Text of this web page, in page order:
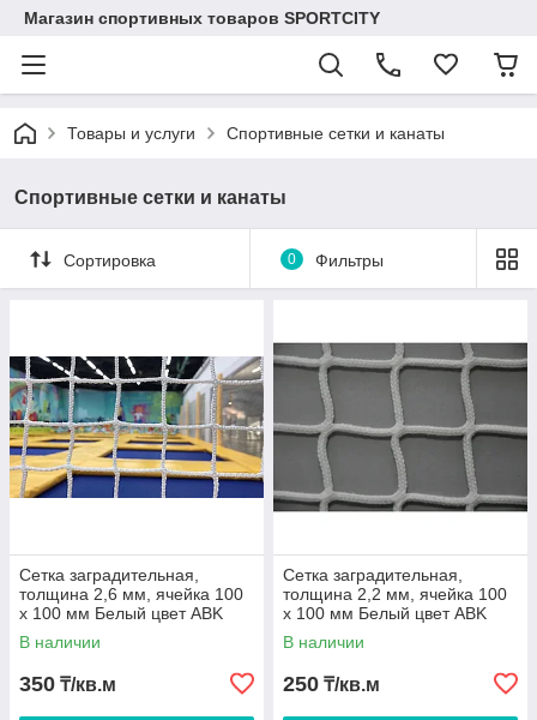
Магазин спортивных товаров SPORTCITY
Товары и услуги Спортивные сетки и канаты
Спортивные сетки и канаты
Сортировка 0 Фильтры
Сетка заградительная,
толщина 2,6 мм, ячейка 100
х 100 мм Белый цвет ABK
В наличии
350 ₸/кв.м
Сетка заградительная,
толщина 2,2 мм, ячейка 100
х 100 мм Белый цвет ABK
В наличии
250 ₸/кв.м